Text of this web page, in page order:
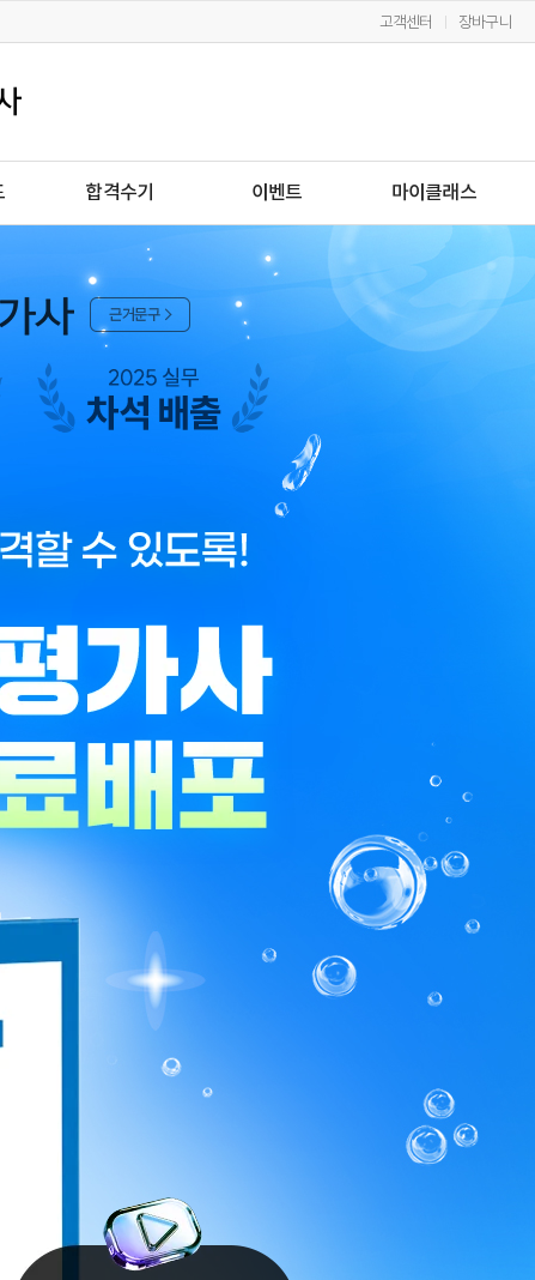
고객센터 장바구니
합격수기 이벤트 마이클래스